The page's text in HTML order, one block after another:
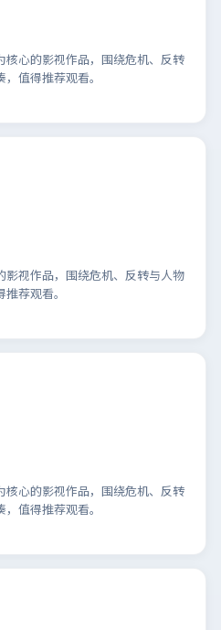
心的影视作品，围绕危机、反转
值得推荐观看。
影视作品，围绕危机、反转与人物
荐观看。
心的影视作品，围绕危机、反转
值得推荐观看。